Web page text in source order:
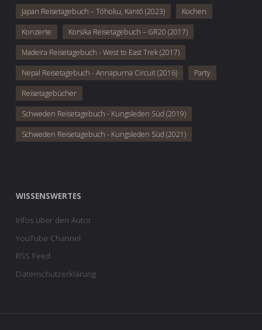
Japan Reisetagebuch – Tōhoku, Kantō (2023) Kochen
Konzerte Korsika Reisetagebuch – GR20 (2017)
Madeira Reisetagebuch - West to East Trek (2017)
Nepal Reisetagebuch - Annapurna Circuit (2016) Party
Reisetagebücher
Schweden Reisetagebuch - Kungsleden Süd (2019)
Schweden Reisetagebuch - Kungsleden Süd (2021)
WISSENSWERTES
Infos über den Autor
YouTube Channel
RSS Feed
Datenschutzerklärung